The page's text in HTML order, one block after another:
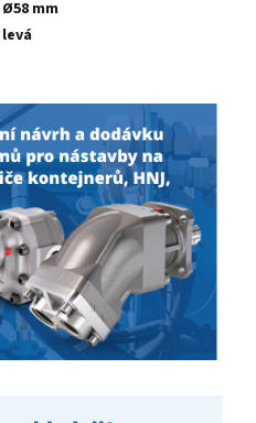
Ø58 mm
levá